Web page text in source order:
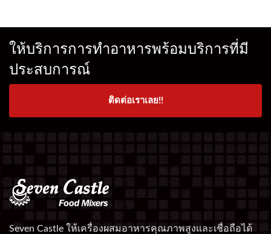
ให้บริการการทำอาหารพร้อมบริการที่มี
ประสบการณ์
ติดต่อเราเลย!!
Seven Castle ให้เครื่องผสมอาหารคุณภาพสูงและเชื่อถือได้